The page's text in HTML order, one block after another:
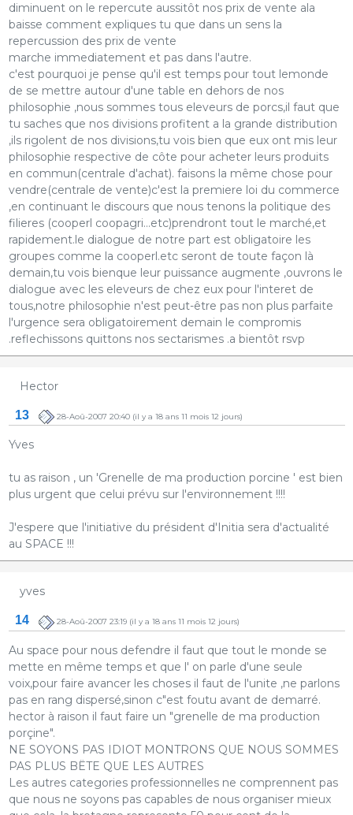
diminuent on le repercute aussitôt nos prix de vente ala
baisse comment expliques tu que dans un sens la
repercussion des prix de vente
marche immediatement et pas dans l'autre.
c'est pourquoi je pense qu'il est temps pour tout lemonde
de se mettre autour d'une table en dehors de nos
philosophie ,nous sommes tous eleveurs de porcs,il faut que
tu saches que nos divisions profitent a la grande distribution
,ils rigolent de nos divisions,tu vois bien que eux ont mis leur
philosophie respective de côte pour acheter leurs produits
en commun(centrale d'achat). faisons la même chose pour
vendre(centrale de vente)c'est la premiere loi du commerce
,en continuant le discours que nous tenons la politique des
filieres (cooperl coopagri...etc)prendront tout le marché,et
rapidement.le dialogue de notre part est obligatoire les
groupes comme la cooperl.etc seront de toute façon là
demain,tu vois bienque leur puissance augmente ,ouvrons le
dialogue avec les eleveurs de chez eux pour l'interet de
tous,notre philosophie n'est peut-être pas non plus parfaite
l'urgence sera obligatoirement demain le compromis
.reflechissons quittons nos sectarismes .a bientôt rsvp
Hector
13 28-Aoû-2007 20:40(il y a 18 ans 11 mois 12 jours)
Yves
tu as raison , un 'Grenelle de ma production porcine ' est bien
plus urgent que celui prévu sur l'environnement !!!!
J'espere que l'initiative du président d'Initia sera d'actualité
au SPACE !!!
yves
14 28-Aoû-2007 23:19(il y a 18 ans 11 mois 12 jours)
Au space pour nous defendre il faut que tout le monde se
mette en même temps et que l' on parle d'une seule
voix,pour faire avancer les choses il faut de l'unite ,ne parlons
pas en rang dispersé,sinon c"est foutu avant de demarré.
hector à raison il faut faire un "grenelle de ma production
porçine".
NE SOYONS PAS IDIOT MONTRONS QUE NOUS SOMMES
PAS PLUS BËTE QUE LES AUTRES
Les autres categories professionnelles ne comprennent pas
que nous ne soyons pas capables de nous organiser mieux